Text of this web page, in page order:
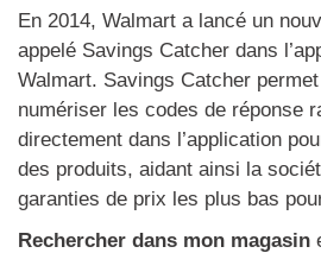
En 2014, Walmart a lancé un
appelé Savings Catcher dans
Walmart. Savings Catcher
numériser les codes de réponse
directement dans l’application
des produits, aidant ainsi la
garanties de prix les plus bas
Rechercher dans mon magasin